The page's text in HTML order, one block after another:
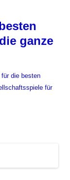
ganze
die besten
für